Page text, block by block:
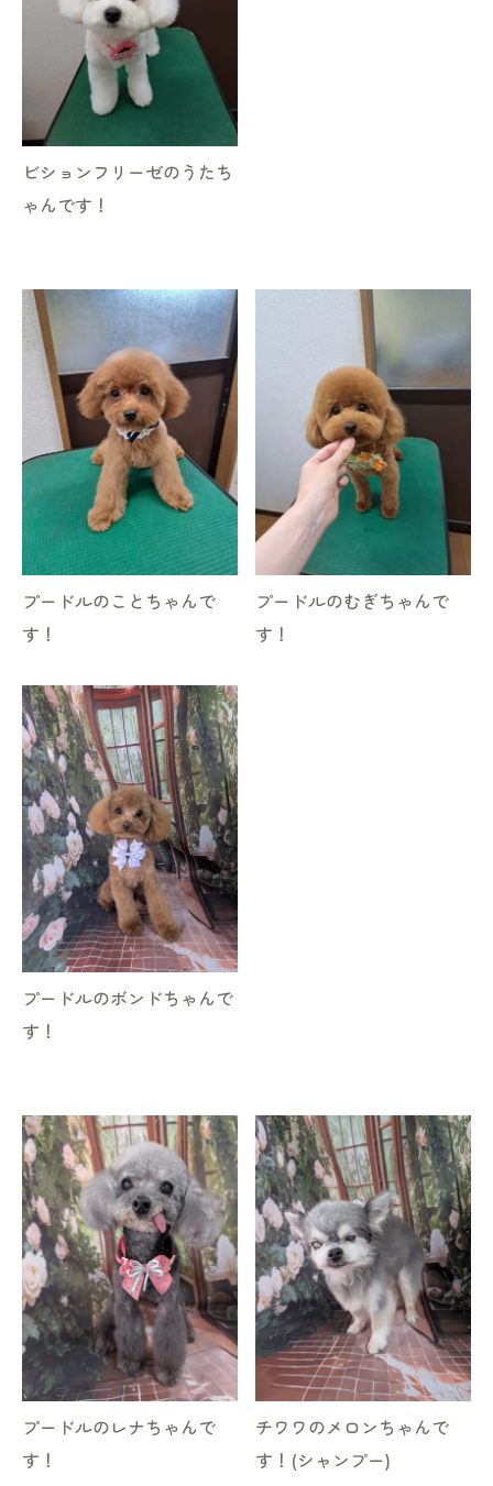
ビションフリーゼのうたち
ゃんです！
プードルのことちゃんで
す！
プードルのむぎちゃんで
す！
プードルのボンドちゃんで
す！
プードルのレナちゃんで
す！
チワワのメロンちゃんで
す！(シャンプー)